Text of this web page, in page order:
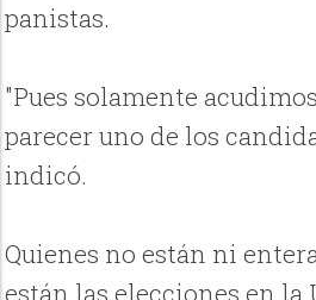
panistas.
"Pues solamente
parecer uno de los
indicó.
Quienes no están ni
están las elecciones en la